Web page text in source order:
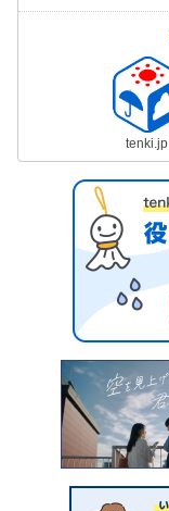
tenki.jp